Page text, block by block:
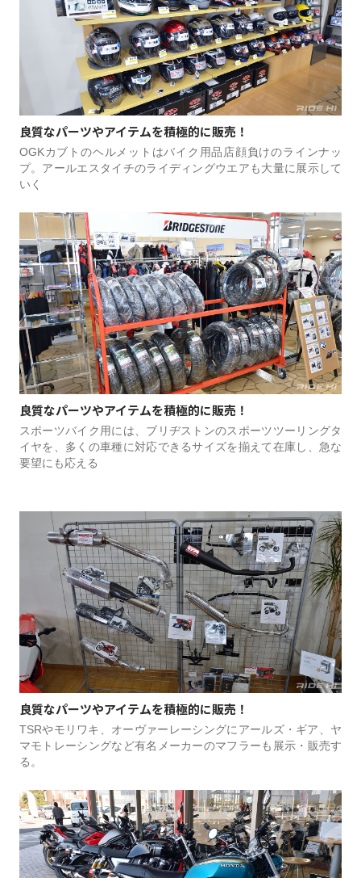
良質なパーツやアイテムを積極的に販売！
OGKカブトのヘルメットはバイク用品店顔負けのラインナッ
プ。アールエスタイチのライディングウエアも大量に展示して
いく
良質なパーツやアイテムを積極的に販売！
スポーツバイク用には、ブリヂストンのスポーツツーリングタ
イヤを、多くの車種に対応できるサイズを揃えて在庫し、急な
要望にも応える
良質なパーツやアイテムを積極的に販売！
TSRやモリワキ、オーヴァーレーシングにアールズ・ギア、ヤ
マモトレーシングなど有名メーカーのマフラーも展示・販売す
る。